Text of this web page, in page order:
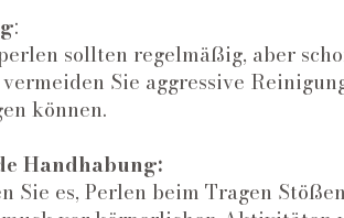
:
sollten regelmäßig, aber
Sie aggressive
können.
Handhabung:
Sie es, Perlen beim Tragen